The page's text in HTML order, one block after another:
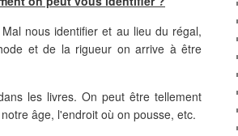
nous identifier et au lieu du régal,
et de la rigueur on arrive à être
les livres. On peut être tellement
âge, l'endroit où on pousse, etc.